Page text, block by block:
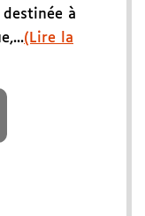
à
(Lire la